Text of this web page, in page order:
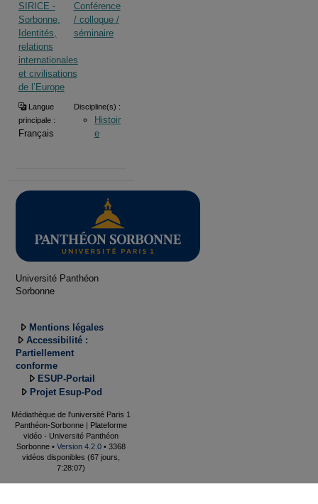
SIRICE -
Sorbonne,
Identités,
relations
internationales
et civilisations
de l’Europe
Conférence
/ colloque /
séminaire
Langue
principale :
Français
Discipline(s) :
Histoir
e
Université Panthéon
Sorbonne
Mentions légales
Accessibilité :
Partiellement
conforme
ESUP-Portail
Projet Esup-Pod
Médiathèque de l'université Paris 1
Panthéon-Sorbonne | Plateforme
vidéo - Université Panthéon
Sorbonne • Version 4.2.0 • 3368
vidéos disponibles (67 jours,
7:28:07)